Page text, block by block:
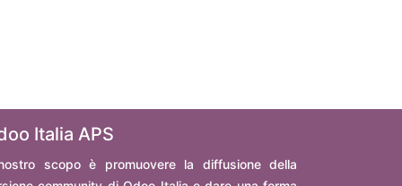
Italia APS
scopo è promuovere la diffusione della